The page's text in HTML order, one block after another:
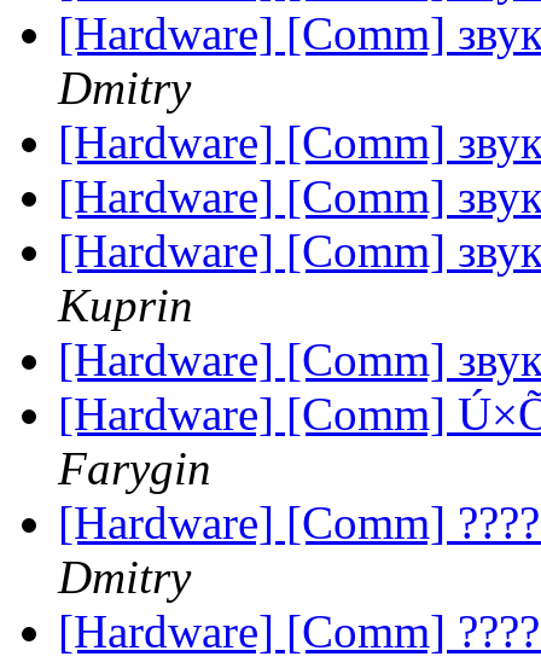
[Hardware] [Comm]
Dmitry
[Hardware] [Comm]
[Hardware] [Comm]
[Hardware] [Comm]
Kuprin
[Hardware] [Comm]
[Hardware] [Comm]
Farygin
[Hardware] [Comm]
Dmitry
[Hardware] [Comm]